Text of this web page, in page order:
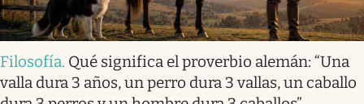
Filosofía. Qué significa el proverbio alemán: “Una
valla dura 3 años, un perro dura 3 vallas, un caballo